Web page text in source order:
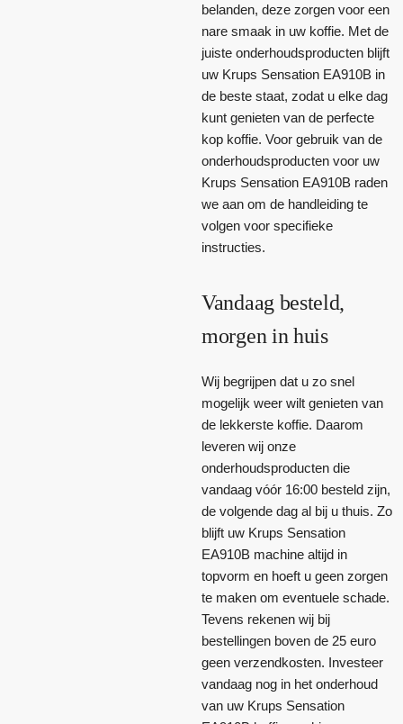
belanden, deze zorgen voor een
nare smaak in uw koffie. Met de
juiste onderhoudsproducten blijft
uw Krups Sensation EA910B in
de beste staat, zodat u elke dag
kunt genieten van de perfecte
kop koffie. Voor gebruik van de
onderhoudsproducten voor uw
Krups Sensation EA910B raden
we aan om de handleiding te
volgen voor specifieke
instructies.
Vandaag besteld,
morgen in huis
Wij begrijpen dat u zo snel
mogelijk weer wilt genieten van
de lekkerste koffie. Daarom
leveren wij onze
onderhoudsproducten die
vandaag vóór 16:00 besteld zijn,
de volgende dag al bij u thuis. Zo
blijft uw Krups Sensation
EA910B machine altijd in
topvorm en hoeft u geen zorgen
te maken om eventuele schade.
Tevens rekenen wij bij
bestellingen boven de 25 euro
geen verzendkosten. Investeer
vandaag nog in het onderhoud
van uw Krups Sensation